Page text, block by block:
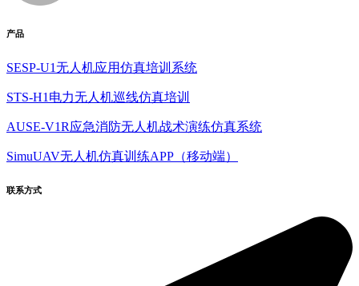
产品
SESP-U1无人机应用仿真培训系统
STS-H1电力无人机巡线仿真培训
AUSE-V1R应急消防无人机战术演练仿真系统
SimuUAV无人机仿真训练APP（移动端）
联系方式